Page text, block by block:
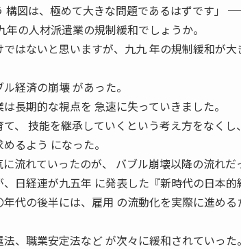
構図は、極めて大きな問題であるはずです」
の人材派遣業の規制緩和でしょうか。
はないと思いますが、九九 年の規制緩和が
経済の崩壊 があった。
長期的な視点を 急速に失っていきました。
、 技能を継承していくという考え方をなく
るよう になった。
に流れていったのが、 バブル崩壊以降の流れ
日経連が九五年 に発表した『新時代の日本的
代の後半には、雇用 の流動化を実際に進め
、職業安定法など が次々に緩和されていった。